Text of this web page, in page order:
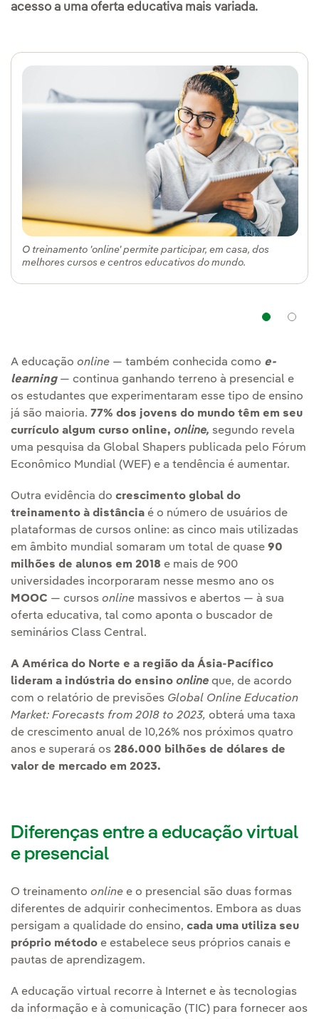
acesso a uma oferta educativa mais variada.
O treinamento 'online' permite participar, em casa, dos
melhores cursos e centros educativos do mundo.
A educação online — também conhecida como e-
learning— continua ganhando terreno à presencial e
os estudantes que experimentaram esse tipo de ensino
já são maioria. 77% dos jovens do mundo têm em seu
currículo algum curso online, online, segundo revela
uma pesquisa da Global Shapers publicada pelo Fórum
Econômico Mundial (WEF) e a tendência é aumentar.
Outra evidência do crescimento global do
treinamento à distância é o número de usuários de
plataformas de cursos online: as cinco mais utilizadas
em âmbito mundial somaram um total de quase 90
milhões de alunos em 2018 e mais de 900
universidades incorporaram nesse mesmo ano os
MOOC — cursos online massivos e abertos — à sua
oferta educativa, tal como aponta o buscador de
seminários Class Central.
A América do Norte e a região da Ásia-Pacífico
lideram a indústria do ensino online que, de acordo
com o relatório de previsões Global Online Education
Market: Forecasts from 2018 to 2023, obterá uma taxa
de crescimento anual de 10,26% nos próximos quatro
anos e superará os 286.000 bilhões de dólares de
valor de mercado em 2023.
Diferenças entre a educação virtual
e presencial
O treinamento online e o presencial são duas formas
diferentes de adquirir conhecimentos. Embora as duas
persigam a qualidade do ensino, cada uma utiliza seu
próprio método e estabelece seus próprios canais e
pautas de aprendizagem.
A educação virtual recorre à Internet e às tecnologias
da informação e à comunicação (TIC) para fornecer aos